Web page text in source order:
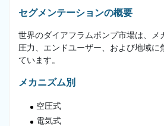
セグメンテーションの概要
世界のダイアフラムポンプ市場は、メ
圧力、エンドユーザー、および地域に
ています。
メカニズム別
空圧式
電気式